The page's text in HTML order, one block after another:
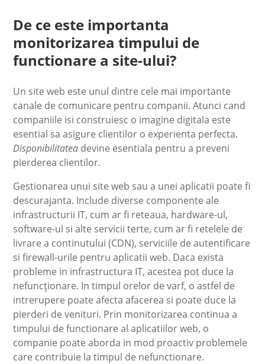
De ce este importanta
monitorizarea timpului de
functionare a site-ului?
Un site web este unul dintre cele mai importante
canale de comunicare pentru companii. Atunci cand
companiile isi construiesc o imagine digitala este
esential sa asigure clientilor o experienta perfecta.
Disponibilitatea devine esentiala pentru a preveni
pierderea clientilor.
Gestionarea unui site web sau a unei aplicatii poate fi
descurajanta. Include diverse componente ale
infrastructurii IT, cum ar fi reteaua, hardware-ul,
software-ul si alte servicii terte, cum ar fi retelele de
livrare a continutului (CDN), serviciile de autentificare
si firewall-urile pentru aplicatii web. Daca exista
probleme in infrastructura IT, acestea pot duce la
nefuncţionare. In timpul orelor de varf, o astfel de
intrerupere poate afecta afacerea si poate duce la
pierderi de venituri. Prin monitorizarea continua a
timpului de functionare al aplicatiilor web, o
companie poate aborda in mod proactiv problemele
care contribuie la timpul de nefunctionare.